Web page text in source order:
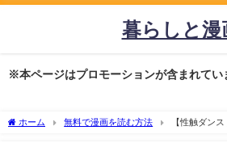
暮らしと漫
※本ページはプロモーションが含まれてい
ホーム 無料で漫画を読む方法
【性触ダン